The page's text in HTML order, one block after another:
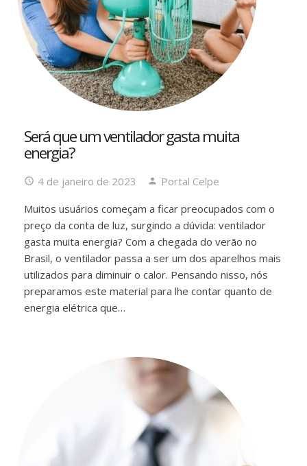
Será que um ventilador gasta muita
energia?
4 de janeiro de 2023
Portal Celpe
Muitos usuários começam a ficar preocupados com o
preço da conta de luz, surgindo a dúvida: ventilador
gasta muita energia? Com a chegada do verão no
Brasil, o ventilador passa a ser um dos aparelhos mais
utilizados para diminuir o calor. Pensando nisso, nós
preparamos este material para lhe contar quanto de
energia elétrica que…